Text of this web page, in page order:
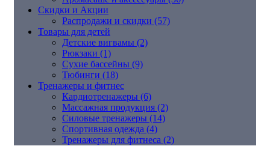
Скидки и Акции
Распродажи и скидки (57)
Товары для детей
Детские вигвамы (2)
Рюкзаки (1)
Сухие бассейны (9)
Тюбинги (18)
Тренажеры и фитнес
Кардиотренажеры (6)
Массажная продукция (2)
Силовые тренажеры (14)
Спортивная одежда (4)
Тренажеры для фитнеса (2)